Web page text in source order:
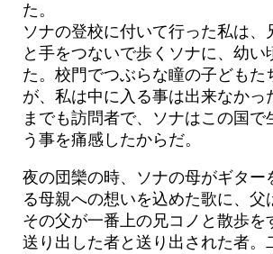
た。
ソナの登校に付いて行った私は、
と手をつないで歩くソナに、幼い
た。校門でつぶらな瞳の子どもた
が、私は中に入る事は出来なかっ
までも訪問者で、ソナはこの国で
う事を痛感したからだ。
夜の団欒の時、ソナの母がギター
る母親への想いを込めた歌に、父
その父が一番上の兄コノと散歩を
送り出した者と送り出された者。